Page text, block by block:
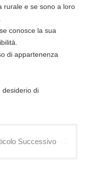
rurale e se sono a loro
conosce la sua
di appartenenza
desiderio di
Successivo